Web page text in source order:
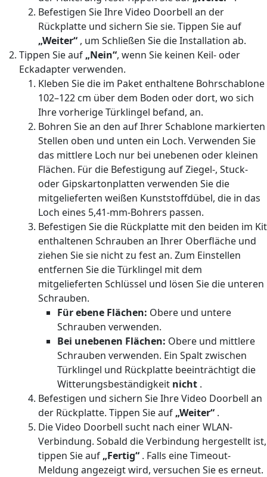
Befestigen Sie Ihre Video Doorbell an der
Rückplatte und sichern Sie sie. Tippen Sie auf
„Weiter“ , um Schließen Sie die Installation ab.
Tippen Sie auf „Nein“, wenn Sie keinen Keil- oder
Eckadapter verwenden.
Kleben Sie die im Paket enthaltene Bohrschablone
102–122 cm über dem Boden oder dort, wo sich
Ihre vorherige Türklingel befand, an.
Bohren Sie an den auf Ihrer Schablone markierten
Stellen oben und unten ein Loch. Verwenden Sie
das mittlere Loch nur bei unebenen oder kleinen
Flächen. Für die Befestigung auf Ziegel-, Stuck-
oder Gipskartonplatten verwenden Sie die
mitgelieferten weißen Kunststoffdübel, die in das
Loch eines 5,41-mm-Bohrers passen.
Befestigen Sie die Rückplatte mit den beiden im Kit
enthaltenen Schrauben an Ihrer Oberfläche und
ziehen Sie sie nicht zu fest an. Zum Einstellen
entfernen Sie die Türklingel mit dem
mitgelieferten Schlüssel und lösen Sie die unteren
Schrauben.
Für ebene Flächen: Obere und untere
Schrauben verwenden.
Bei unebenen Flächen: Obere und mittlere
Schrauben verwenden. Ein Spalt zwischen
Türklingel und Rückplatte beeinträchtigt die
Witterungsbeständigkeit nicht .
Befestigen und sichern Sie Ihre Video Doorbell an
der Rückplatte. Tippen Sie auf „Weiter“ .
Die Video Doorbell sucht nach einer WLAN-
Verbindung. Sobald die Verbindung hergestellt ist,
tippen Sie auf „Fertig“ . Falls eine Timeout-
Meldung angezeigt wird, versuchen Sie es erneut.